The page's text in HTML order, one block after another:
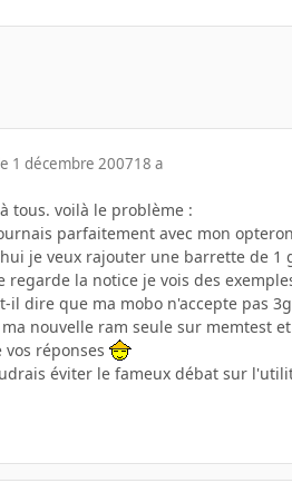
1 décembre 200718 a
tous. voilà le problème :
parfaitement avec mon
je veux rajouter une barrette de 1
regarde la notice je vois des
il dire que ma mobo n'accepte pas
ma nouvelle ram seule sur memtest
vos réponses
éviter le fameux débat sur